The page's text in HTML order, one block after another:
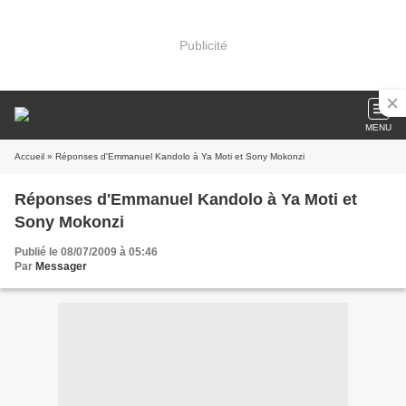
Publicité
MENU
Accueil » Réponses d'Emmanuel Kandolo à Ya Moti et Sony Mokonzi
Réponses d'Emmanuel Kandolo à Ya Moti et
Sony Mokonzi
Publié le 08/07/2009 à 05:46
Par Messager